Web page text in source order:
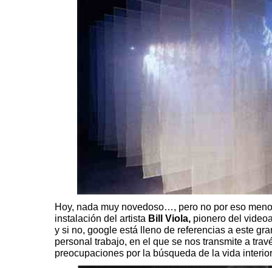
Hoy, nada muy novedoso…, pero no por eso
instalación del artista Bill Viola, pionero del
y si no, google está lleno de referencias a este
personal trabajo, en el que se nos transmite a
preocupaciones por la búsqueda de la vida